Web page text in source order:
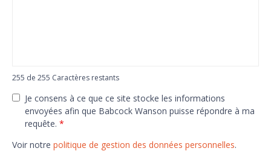
255 de 255 Caractères restants
Je consens à ce que ce site stocke les informations
envoyées afin que Babcock Wanson puisse répondre à ma
requête.*
Voir notre politique de gestion des données personnelles.